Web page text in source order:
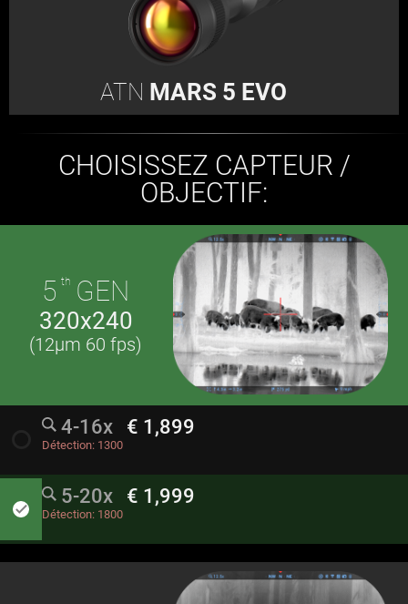
ATN MARS 5 EVO
CHOISISSEZ CAPTEUR /
OBJECTIF:
5 th GEN
320x240
(12µm 60 fps)
4-16x € 1,899
Détection: 1300
done
5-20x € 1,999
Détection: 1800